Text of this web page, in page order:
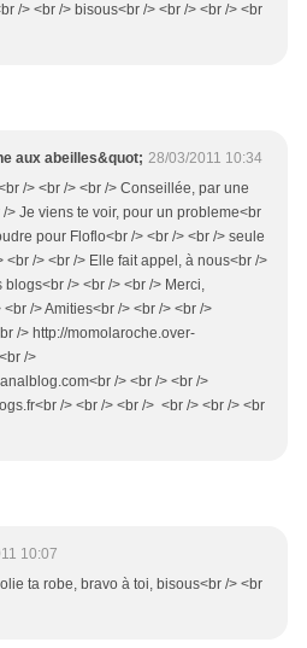
/> <br /> bisous<br /> <br /> <br /> <br
aux abeilles&quot; 28/03/2011 10:34
/> <br /> <br /> Conseillée, par une
> Je viens te voir, pour un probleme<br
pour Floflo<br /> <br /> <br /> seule
<br /> <br /> Elle fait appel, à nous<br />
blogs<br /> <br /> <br /> Merci,
/> Amities<br /> <br /> <br />
/> http://momolaroche.over-
/>
/> <br /> <br />
/> <br /> <br /> <br /> <br /> <br
10:07
ta robe, bravo à toi, bisous<br /> <br